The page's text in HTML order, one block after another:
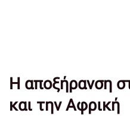
Η αποξήρανση
και την Αφρική